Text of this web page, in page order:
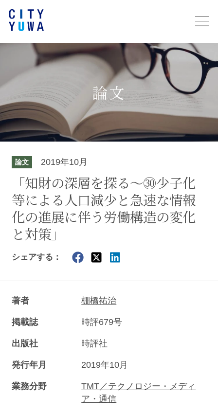
論文
論文 2019年10月
「知財の深層を探る～㉚少子化
等による人口減少と急速な情報
化の進展に伴う労働構造の変化
と対策」
シェアする：
著者 棚橋祐治
掲載誌 時評679号
出版社 時評社
発行年月 2019年10月
業務分野
TMT／テクノロジー・メディ
ア・通信